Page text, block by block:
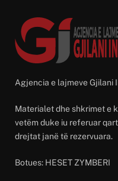
Agjencia e lajmeve Gjilani
Materialet dhe shkrimet e
vetëm duke iu referuar
drejtat janë të rezervuara.
Botues: HESET ZYMBERI